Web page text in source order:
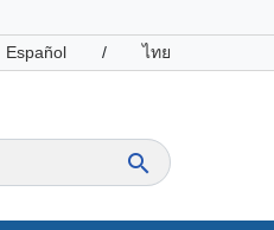
Español / ไทย